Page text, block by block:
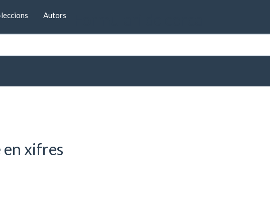
Autors
(1908) (model d'anvers)
sombra y provecho (1908)
en xifres